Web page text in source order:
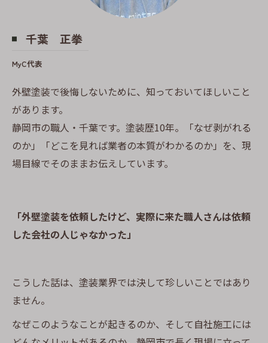
千葉 正拳
MyC代表
外壁塗装で後悔しないために、知っておいてほしいこと
があります。
静岡市の職人・千葉です。塗装歴10年。「なぜ剥がれる
のか」「どこを見れば業者の本質がわかるのか」を、現
場目線でそのままお伝えしています。
「外壁塗装を依頼したけど、実際に来た職人さんは依頼
した会社の人じゃなかった」
こうした話は、塗装業界では決して珍しいことではあり
ません。
なぜこのようなことが起きるのか、そして自社施工には